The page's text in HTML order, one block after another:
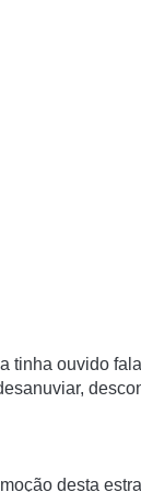
tinha ouvido
desta